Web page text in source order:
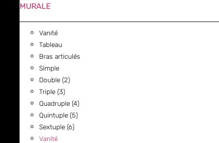
MURALE
Vanité
Tableau
Bras articulés
Simple
Double (2)
Triple (3)
Quadruple (4)
Quintuple (5)
Sextuple (6)
Vanité